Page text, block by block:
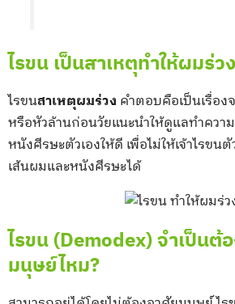
ไรขน เป็นสาเหตุทำให้ผมร่ว
ไรขนสาเหตุผมร่วง คำตอบคือเป็นเรื่อง
หรือหัวล้านก่อนวัยแนะนำให้ดูแลทำควา
หนังศีรษะตัวเองให้ดี เพื่อไม่ให้เจ้าไรขน
เส้นผมและหนังศีรษะได้
ไรขน (Demodex) จำเป็นต้
มนุษย์ไหม?